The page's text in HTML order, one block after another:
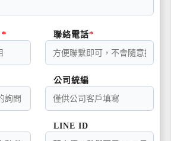
聯絡電話
公司統編
LINE ID